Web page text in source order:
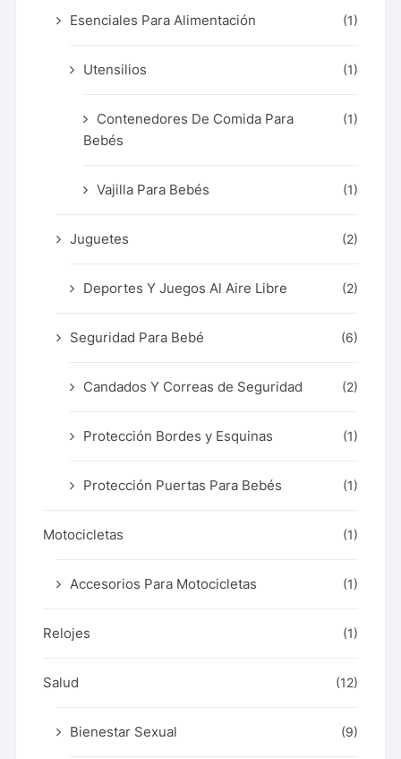
Esenciales Para Alimentación (1)
Utensilios (1)
Contenedores De Comida Para
Bebés
(1)
Vajilla Para Bebés (1)
Juguetes (2)
Deportes Y Juegos Al Aire Libre (2)
Seguridad Para Bebé (6)
Candados Y Correas de Seguridad (2)
Protección Bordes y Esquinas (1)
Protección Puertas Para Bebés (1)
Motocicletas (1)
Accesorios Para Motocicletas (1)
Relojes (1)
Salud (12)
Bienestar Sexual (9)